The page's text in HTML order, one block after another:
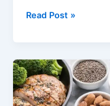
Dieta
guia
completo
para
emagrecer
Read Post »